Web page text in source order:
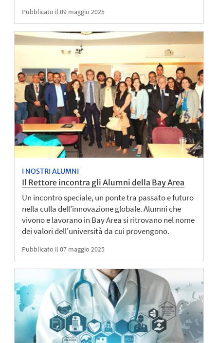
Pubblicato il 09 maggio 2025
I NOSTRI ALUMNI
Il Rettore incontra gli Alumni della Bay Area
Un incontro speciale, un ponte tra passato e futuro
nella culla dell’innovazione globale. Alumni che
vivono e lavorano in Bay Area si ritrovano nel nome
dei valori dell'università da cui provengono.
Pubblicato il 07 maggio 2025